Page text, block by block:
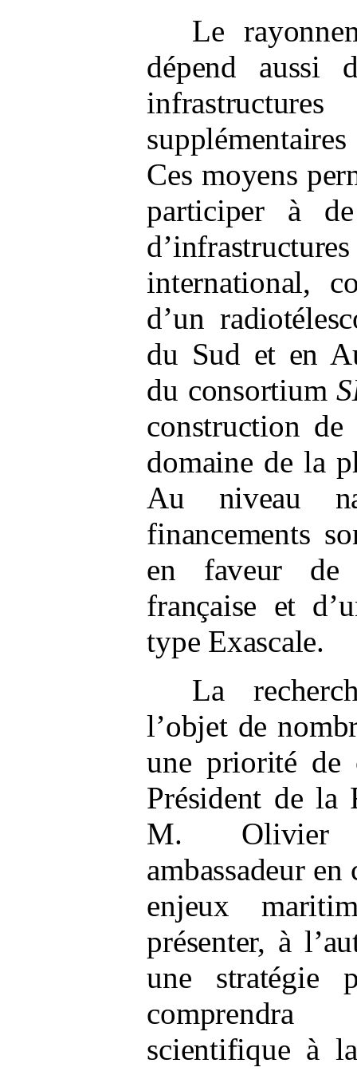
Le
dépend aussi
infrastructures
Ces moyens
participer à
international,
d’un
du Sud et en
du consortium
construction
domaine de la
Au niveau
financements
en faveur de
française et
type Exascale.
La
l’objet de
une priorité de
Président de la
M.
ambassadeur en
enjeux
présenter, à
une stratégie
scientifique à